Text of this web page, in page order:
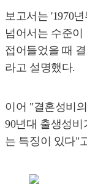
보고서는 '1970
넘어서는 수준
접어들었을 때
라고 설명했다.
이어 "결혼성비
90년대 출생성
는 특징이 있다"